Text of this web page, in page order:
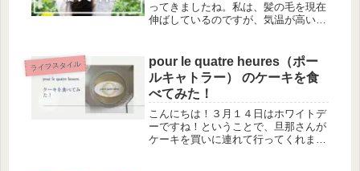
ってきましたね。私は、髪の毛を現在
伸ばしているのですが、気温が高いと
すが、もう暑いので髪を下ろしている
と首に汗をかいてしまいへばりつくよ
う...
ライフスタイル
pour le quatre heures（ポー
ルキャトラー） のケーキを食
べてみた！
こんにちは！３月１４日はホワイトデ
ーですね！ということで、旦那さんが
ケーキを買いに連れて行ってくれまし